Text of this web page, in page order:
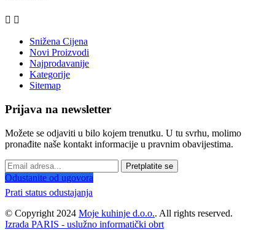
 
Snižena Cijena
Novi Proizvodi
Najprodavanije
Kategorije
Sitemap
Prijava na newsletter
Možete se odjaviti u bilo kojem trenutku. U tu svrhu, molimo
pronađite naše kontakt informacije u pravnim obavijestima.
Pretplatite se
Odustanite od ugovora
Prati status odustajanja
© Copyright 2024 Moje kuhinje d.o.o.. All rights reserved.
Izrada PARIS - uslužno informatički obrt